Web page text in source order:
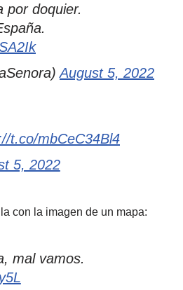
por doquier.
August 5, 2022
t.co/mbCeC34Bl4
5, 2022
con la imagen de un mapa:
mal vamos.